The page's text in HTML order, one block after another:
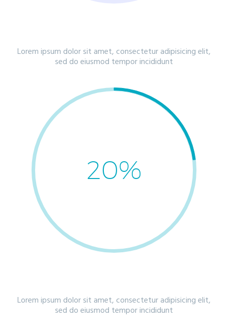
Lorem ipsum dolor sit amet, consectetur adipisicing elit,
sed do eiusmod tempor incididunt
20%
Lorem ipsum dolor sit amet, consectetur adipisicing elit,
sed do eiusmod tempor incididunt